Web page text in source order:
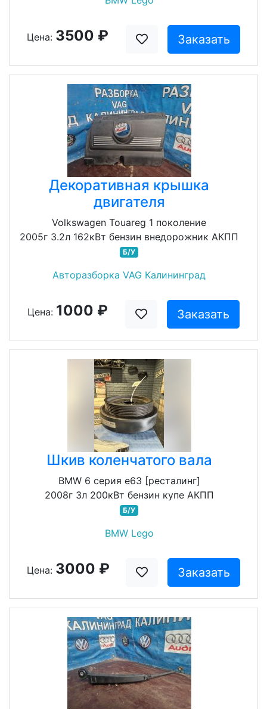
Цена: 3500 ₽ Заказать
Декоративная крышка
двигателя
Volkswagen Touareg 1 поколение
2005г 3.2л 162кВт бензин внедорожник АКПП
Б/У
Авторазборка VAG Калининград
Цена: 1000 ₽ Заказать
Шкив коленчатого вала
BMW 6 серия e63 [ресталинг]
2008г 3л 200кВт бензин купе АКПП
Б/У
BMW Lego
Цена: 3000 ₽ Заказать